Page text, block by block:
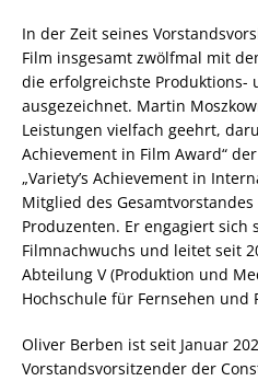
In der Zeit seines
Film insgesamt zwölfmal mit
die erfolgreichste Produktions-
ausgezeichnet. Martin
Leistungen vielfach geehrt,
Achievement in Film Award“
„Variety’s Achievement in
Mitglied des
Produzenten. Er engagiert sich
Filmnachwuchs und leitet seit
Abteilung V (Produktion und
Hochschule für Fernsehen und
Oliver Berben ist seit Januar
Vorstandsvorsitzender der